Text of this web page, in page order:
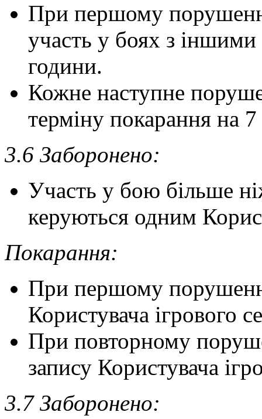
При першому
участь у боях з
години.
Кожне наступне
терміну покарання на 7
3.6 Заборонено:
Участь у бою більше
керуються одним
Покарання:
При першому
Користувача ігрового
При повторному
запису Користувача
3.7 Заборонено: